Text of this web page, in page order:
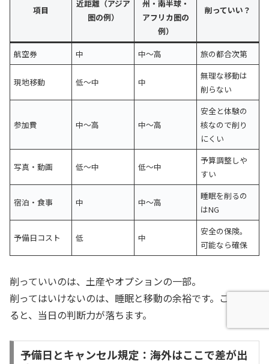
項目
近距離（アジア
圏の例）
州・南半球・
アフリカ圏の
例）
削っていい？
航空券 中 中〜高 旅の都合次第
現地移動 低〜中 中
無理な移動は
削らない
参加費 中〜高 中〜高
安全と体験の
核なので削り
にくい
写真・動画 低〜中 低〜中
予算調整しや
すい
宿泊・食事 中 中〜高
睡眠を削るの
はNG
予備日コスト 低 中
安全の保険。
可能なら確保
削っていいのは、土産やオプションの一部。
削ってはいけないのは、睡眠と移動の余裕です。ここを削
ると、当日の判断力が落ちます。
予備日とキャンセル規定：海外はここで差が出